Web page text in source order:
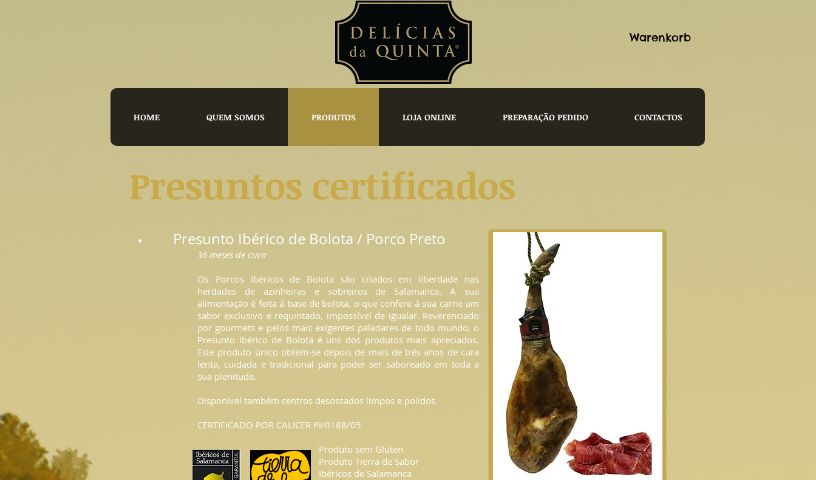
Warenkorb
HOME QUEM SOMOS PRODUTOS LOJA ONLINE PREPARAÇÃO PEDIDO CONTACTOS
Presuntos certificados
Presunto Ibérico de Bolota / Porco Preto
36 meses de cura
Os Porcos Ibéricos de Bolota são criados em liberdade nas
herdades de azinheiras e sobreiros de Salamanca. A sua
alimentação é feita á base de bolota, o que confere á sua carne um
sabor exclusivo e requintado, impossível de igualar. Reverenciado
por gourmets e pelos mais exigentes paladares de todo mundo, o
Presunto Ibérico de Bolota é uns dos produtos mais apreciados.
Este produto único obtém-se depois de mais de três anos de cura
lenta, cuidada e tradicional para poder ser saboreado em toda a
sua plenitude.
Disponível também centros desossados limpos e polidos.
CERTIFICADO POR CALICER PI/0188/05
Produto sem Glúten
Produto Tierra de Sabor
Ibéricos de Salamanca